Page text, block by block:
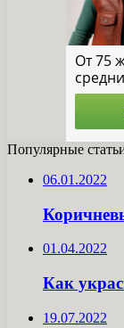
Популярные
06.01.2022
01.04.2022
Как
19.07.2022